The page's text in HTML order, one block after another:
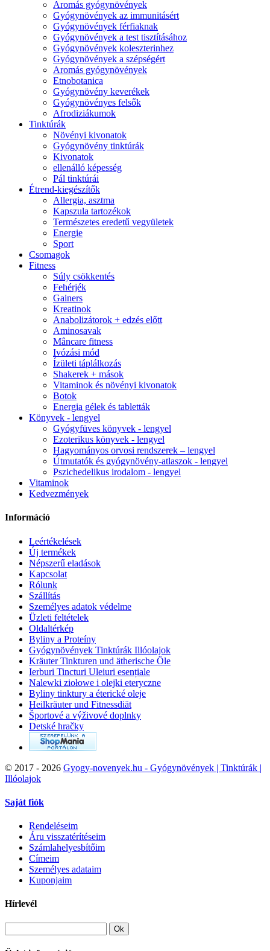
Aromás gyógynövények
Gyógynövények az immunitásért
Gyógynövények férfiaknak
Gyógynövények a test tisztításához
Gyógynövények koleszterinhez
Gyógynövények a szépségért
Aromás gyógynövények
Etnobotanica
Gyógynövény keverékek
Gyógynövényes felsők
Afrodiziákumok
Tinktúrák
Növényi kivonatok
Gyógynövény tinktúrák
Kivonatok
ellenálló képesség
Pál tinktúrái
Étrend-kiegészítők
Allergia, asztma
Kapszula tartozékok
Természetes eredetű vegyületek
Energie
Sport
Csomagok
Fitness
Súly csökkentés
Fehérjék
Gainers
Kreatinok
Anabolizátorok + edzés előtt
Aminosavak
Mâncare fitness
Ivózási mód
Ízületi táplálkozás
Shakerek + mások
Vitaminok és növényi kivonatok
Botok
Energia gélek és tabletták
Könyvek - lengyel
Gyógyfüves könyvek - lengyel
Ezoterikus könyvek - lengyel
Hagyományos orvosi rendszerek – lengyel
Útmutatók és gyógynövény-atlaszok - lengyel
Pszichedelikus irodalom - lengyel
Vitaminok
Kedvezmények
Információ
Leértékelések
Új termékek
Népszerű eladások
Kapcsolat
Rólunk
Szállítás
Személyes adatok védelme
Üzleti feltételek
Oldaltérkép
Byliny a Proteíny
Gyógynövények Tinktúrák Illóolajok
Kräuter Tinkturen und ätherische Öle
Ierburi Tincturi Uleiuri esențiale
Nalewki ziołowe i olejki eteryczne
Byliny tinktury a éterické oleje
Heilkräuter und Fitnessdiät
Športové a výživové doplnky
Detské hračky
© 2017 - 2026 Gyogy-novenyek.hu - Gyógynövények | Tinktúrák |
Illóolajok
Saját fiók
Rendeléseim
Áru visszatérítéseim
Számlahelyesbítőim
Címeim
Személyes adataim
Kuponjaim
Hírlevél
Ok